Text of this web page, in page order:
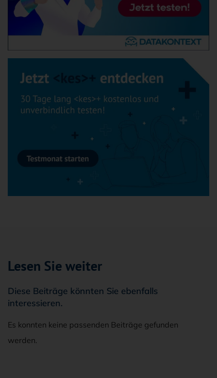
Lesen Sie weiter
Diese Beiträge könnten Sie ebenfalls
interessieren.
Es konnten keine passenden Beiträge gefunden
werden.